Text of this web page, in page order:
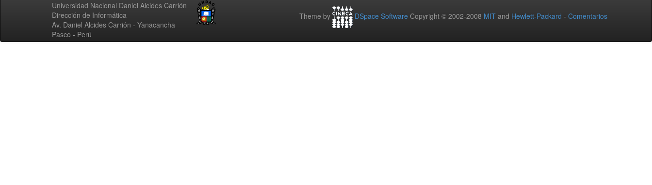
Universidad Nacional Daniel Alcides Carrión
Dirección de Informática
Av. Daniel Alcides Carrión - Yanacancha
Pasco - Perú
Theme by DSpace Software Copyright © 2002-2008 MIT and Hewlett-Packard - Comentarios